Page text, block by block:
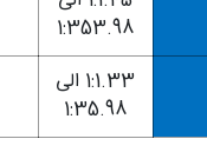
1:353.98
1:1.33 الی
1:35.98